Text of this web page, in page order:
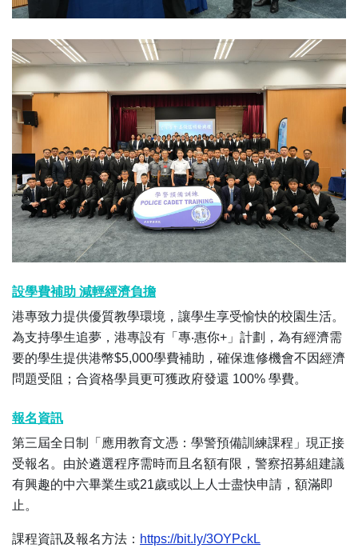
設學費補助 減輕經濟負擔
港專致力提供優質教學環境，讓學生享受愉快的校園生活。
為支持學生追夢，港專設有「專‧惠你+」計劃，為有經濟需
要的學生提供港幣$5,000學費補助，確保進修機會不因經濟
問題受阻；合資格學員更可獲政府發還 100% 學費。
報名資訊
第三屆全日制「應用教育文憑：學警預備訓練課程」現正接
受報名。由於遴選程序需時而且名額有限，警察招募組建議
有興趣的中六畢業生或21歲或以上人士盡快申請，額滿即
止。
課程資訊及報名方法： https://bit.ly/3OYPckL